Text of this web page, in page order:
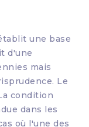
une base
d'une
mais
Le
condition
dans les
où l'une des